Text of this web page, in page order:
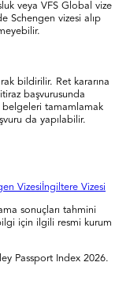
veya VFS Global vize
Schengen vizesi alıp
bildirilir. Ret kararına
başvurusunda
belgeleri tamamlamak
da yapılabilir.
Vizesi İngiltere Vizesi
sonuçları tahmini
için ilgili resmi kurum
Passport Index 2026.